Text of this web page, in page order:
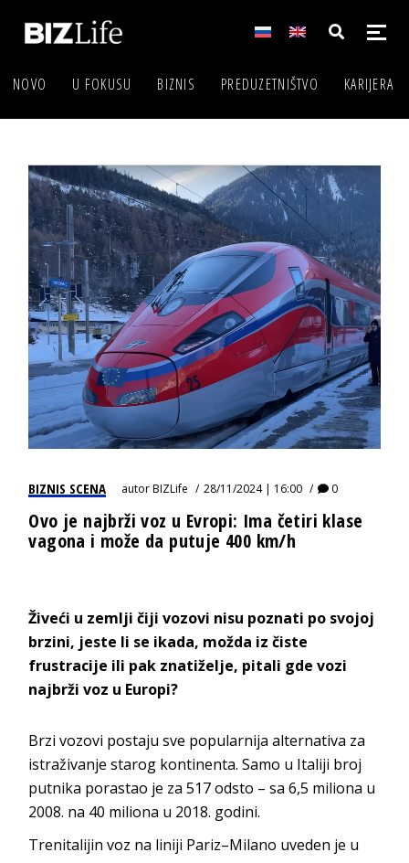
NOVO U FOKUSU BIZNIS PREDUZETNIŠTVO KARIJERA
BIZNIS SCENA autorBIZLife 28/11/2024 | 16:00 0
Ovo je najbrži voz u Evropi: Ima četiri klase
vagona i može da putuje 400 km/h
Živeći u zemlji čiji vozovi nisu poznati po svojoj
brzini, jeste li se ikada, možda iz čiste
frustracije ili pak znatiželje, pitali gde vozi
najbrži voz u Europi?
Brzi vozovi postaju sve popularnija alternativa za
istraživanje starog kontinenta. Samo u Italiji broj
putnika porastao je za 517 odsto – sa 6,5 miliona u
2008. na 40 miliona u 2018. godini.
Trenitalijin voz na liniji Pariz–Milano uveden je u